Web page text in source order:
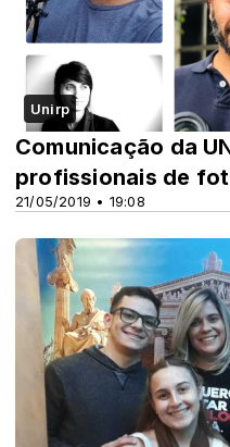
Unirp
21/05/2019 • 19:08
Comunicação da
profissionais de